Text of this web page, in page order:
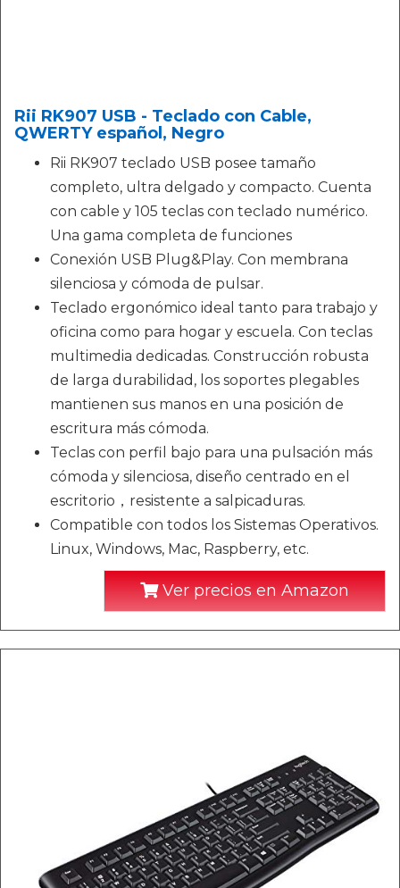
Rii RK907 USB - Teclado con Cable,
QWERTY español, Negro
Rii RK907 teclado USB posee tamaño
completo, ultra delgado y compacto. Cuenta
con cable y 105 teclas con teclado numérico.
Una gama completa de funciones
Conexión USB Plug&Play. Con membrana
silenciosa y cómoda de pulsar.
Teclado ergonómico ideal tanto para trabajo y
oficina como para hogar y escuela. Con teclas
multimedia dedicadas. Construcción robusta
de larga durabilidad, los soportes plegables
mantienen sus manos en una posición de
escritura más cómoda.
Teclas con perfil bajo para una pulsación más
cómoda y silenciosa, diseño centrado en el
escritorio，resistente a salpicaduras.
Compatible con todos los Sistemas Operativos.
Linux, Windows, Mac, Raspberry, etc.
Ver precios en Amazon